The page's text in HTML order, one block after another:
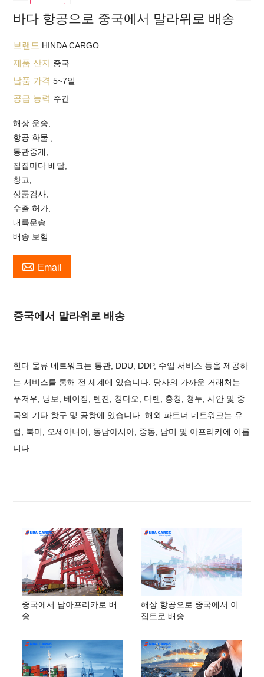
바다 항공으로 중국에서 말라위로 배송
브랜드 HINDA CARGO
제품 산지 중국
납품 가격5~7일
공급 능력 주간
해상 운송,
항공 화물 ,
통관중개,
집집마다 배달,
창고,
상품검사,
수출 허가,
내륙운송
배송 보험.
 Email
중국에서 말라위로 배송
힌다 물류 네트워크는 통관, DDU, DDP, 수입 서비스 등을 제공하
는 서비스를 통해 전 세계에 있습니다. 당사의 가까운 거래처는
푸저우, 닝보, 베이징, 텐진, 칭다오, 다롄, 충칭, 청두, 시안 및 중
국의 기타 항구 및 공항에 있습니다. 해외 파트너 네트워크는 유
럽, 북미, 오세아니아, 동남아시아, 중동, 남미 및 아프리카에 이릅
니다.
중국에서 남아프리카로 배
송
해상 항공으로 중국에서 이
집트로 배송